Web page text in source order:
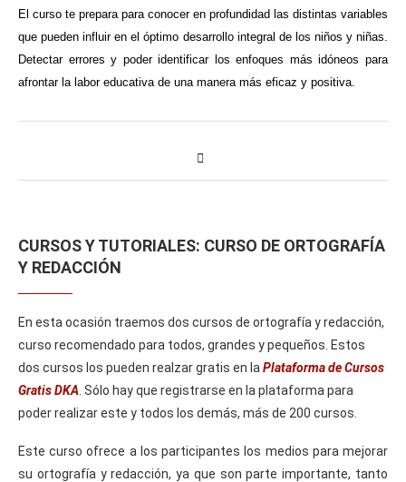
El curso te prepara para conocer en profundidad las distintas variables
que pueden influir en el óptimo desarrollo integral de los niños y niñas.
Detectar errores y poder identificar los enfoques más idóneos para
afrontar la labor educativa de una manera más eficaz y positiva.
CURSOS Y TUTORIALES: CURSO DE ORTOGRAFÍA
Y REDACCIÓN
En esta ocasión traemos dos cursos de ortografía y redacción,
curso recomendado para todos, grandes y pequeños. Estos
dos cursos los pueden realzar gratis en la Plataforma de Cursos
Gratis DKA . Sólo hay que registrarse en la plataforma para
poder realizar este y todos los demás, más de 200 cursos.
Este curso ofrece a los participantes los medios para mejorar
su ortografía y redacción, ya que son parte importante, tanto